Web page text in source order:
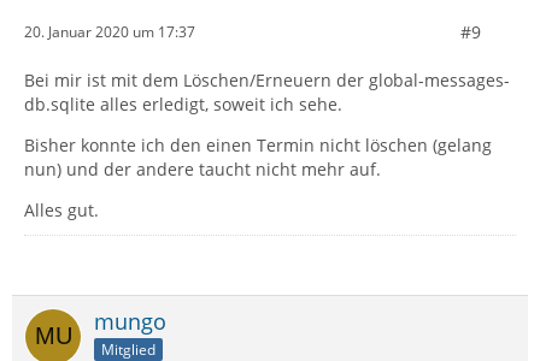
20. Januar 2020 um 17:37 #9
Bei mir ist mit dem Löschen/Erneuern der global-messages-
db.sqlite alles erledigt, soweit ich sehe.
Bisher konnte ich den einen Termin nicht löschen (gelang
nun) und der andere taucht nicht mehr auf.
Alles gut.
mungo
Mitglied